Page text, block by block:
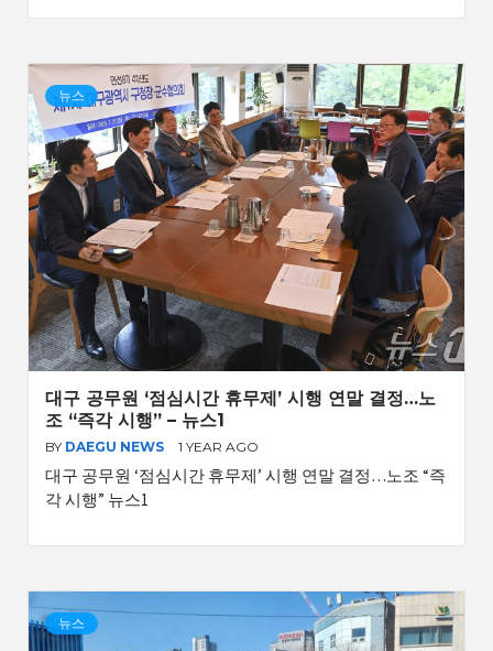
뉴스
대구 공무원 ‘점심시간 휴무제’ 시행 연말 결정…노
조 “즉각 시행” – 뉴스1
BY DAEGU NEWS 1 YEAR AGO
대구 공무원 ‘점심시간 휴무제’ 시행 연말 결정…노조 “즉
각 시행” 뉴스1
뉴스